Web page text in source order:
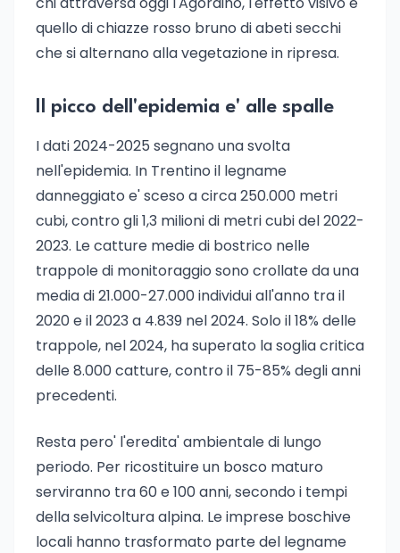
quello di chiazze rosso bruno di abeti secchi
che si alternano alla vegetazione in ripresa.
Il picco dell'epidemia e' alle spalle
I dati 2024-2025 segnano una svolta
nell'epidemia. In Trentino il legname
danneggiato e' sceso a circa 250.000 metri
cubi, contro gli 1,3 milioni di metri cubi del 2022-
2023. Le catture medie di bostrico nelle
trappole di monitoraggio sono crollate da una
media di 21.000-27.000 individui all'anno tra il
2020 e il 2023 a 4.839 nel 2024. Solo il 18% delle
trappole, nel 2024, ha superato la soglia critica
delle 8.000 catture, contro il 75-85% degli anni
precedenti.
Resta pero' l'eredita' ambientale di lungo
periodo. Per ricostituire un bosco maturo
serviranno tra 60 e 100 anni, secondo i tempi
della selvicoltura alpina. Le imprese boschive
locali hanno trasformato parte del legname